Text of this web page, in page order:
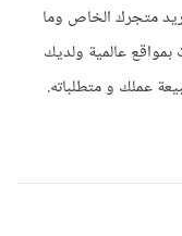
متجرك الخاص وما
عالمية ولديك
عملك و متطلباته.